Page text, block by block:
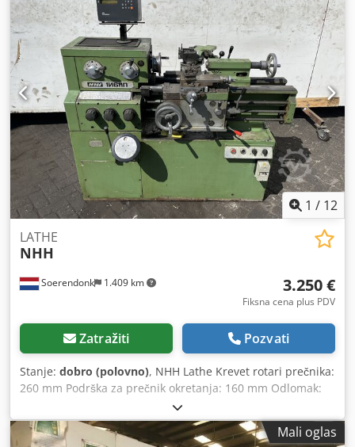
pomeranja ose X:3.000 mm, Y osa hod: 1.500 mm , radni
hod Z-ose:150 mm, brzina pozicioniranja:140 m/min
preciznost pozicioniranja:0,02 mm, godina poslednjeg
generalnog servisa:2024, dužina pomaka po X-osi:
3.000
mm , dužina pomaka po Y-osi:1.500 mm, dužina hoda po
Z-osi: 150 mm, Oprema:dokumentacija/priručnik,
rashladna jedinica, sigurnosna svetlosna barijera, Laser je
u funkciji, moguće ga je pregledati i testirati. Redovno
servisira u dobrom tehničkom stanju. Potpuno promenjena
ogledala 2024. godine. Dwsdpfx Aev Hxbbjcfja
1 / 12
Soerendonk 1.409 km
LATHE
NHH
3.250 €
Fiksna cena plus PDV
Zatražiti Pozvati
Stanje: dobro (polovno), NHH Lathe Krevet rotari prečnika:
260 mm Podrška za prečnik okretanja: 160 mm Odlomak:
26 mm Dužina okretanja: 600 mm Heidenhain digital
bemesserung Prečnik čaka: 155 mm Brzina: 2000 rpm
Dimenzije: 150x85x155 cm LxWxH Djdpfxjmw Ukcs Acfowa
Mali oglas